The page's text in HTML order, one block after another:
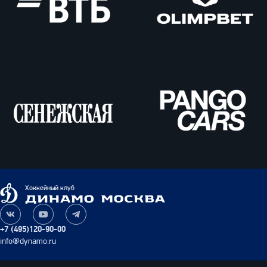
Cars
Динамо
Москва
Хоккейный клуб
+7 (495)120-90-00
info@dynamo.ru
Наша
группа
ВКонтакте
Наш
канал
на
Наш
канал